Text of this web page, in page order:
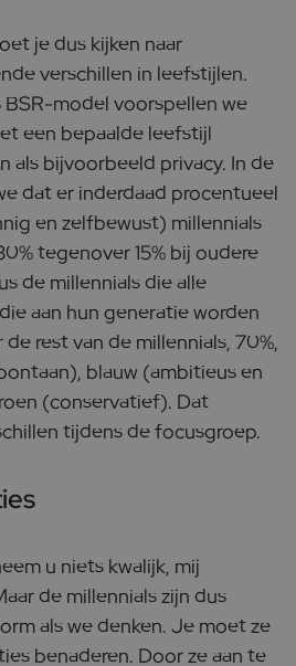
je dus kijken naar
verschillen in leefstijlen.
BSR-model voorspellen we
een bepaalde leefstijl
als bijvoorbeeld privacy. In de
dat er inderdaad procentueel
en zelfbewust) millennials
tegenover 15% bij oudere
de millennials die alle
aan hun generatie worden
rest van de millennials, 70%,
blauw (ambitieus en
(conservatief). Dat
tijdens de focusgroep.
u niets kwalijk, mij
de millennials zijn dus
als we denken. Je moet ze
benaderen. Door ze aan te